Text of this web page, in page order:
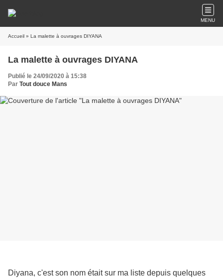
MENU
Accueil » La malette à ouvrages DIYANA
La malette à ouvrages DIYANA
Publié le 24/09/2020 à 15:38
Par Tout douce Mans
Diyana, c'est son nom était sur ma liste depuis quelques